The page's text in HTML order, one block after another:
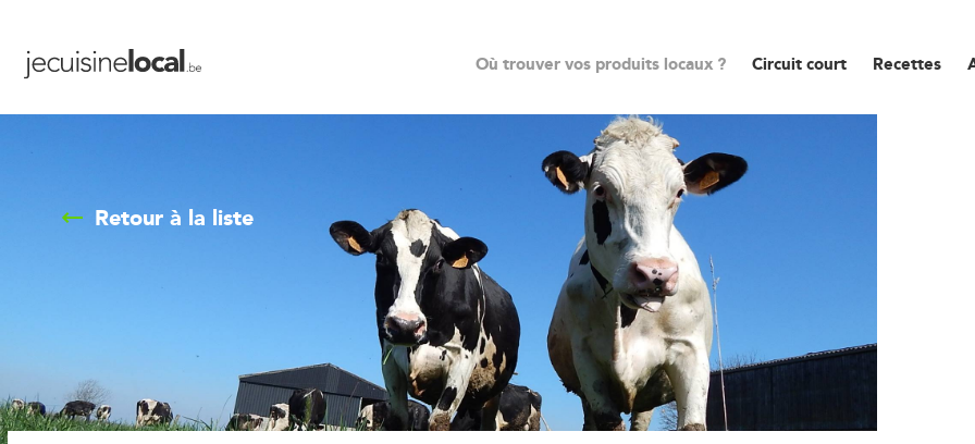
Où trouver vos produits locaux ? Circuit court Recettes
Retour à la liste